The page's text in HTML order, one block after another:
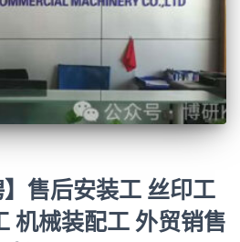
】售后安装工 丝印工
机械装配工 外贸销售